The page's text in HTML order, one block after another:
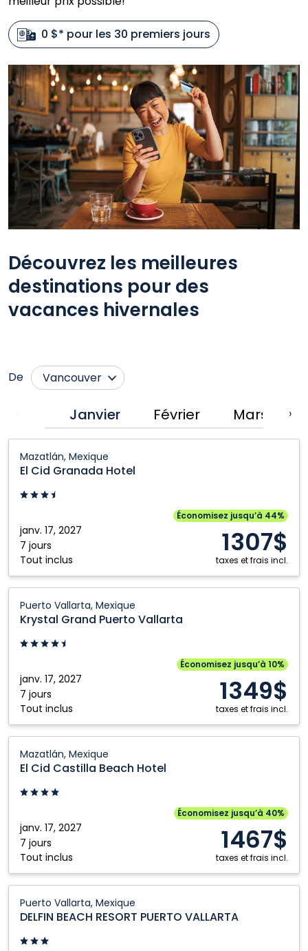
0 $* pour les 30 premiers jours
Découvrez les meilleures
destinations pour des
vacances hivernales
De
Vancouver
Abbotsford
Bagotville
Calgary
Comox
Cranbrook
Edmonton
Fort McMurray
Fredericton
Gander
Grande Prairie
Halifax
Hamilton
Kelowna
Kitchener
London
Moncton
Prince George
Québec City
Regina
Saskatoon
Victoria
Windsor
Winnipeg
Janvier Février Mars ›
Mazatlán, Mexique
El Cid Granada Hotel
janv. 17, 2027
7 jours
Tout inclus
Économisez jusqu’à 44%
1307$
taxes et frais incl.
Cid
Granada
Hotel:
Mexique
Puerto Vallarta, Mexique
Krystal Grand Puerto Vallarta
janv. 17, 2027
7 jours
Tout inclus
Économisez jusqu’à 10%
1349$
taxes et frais incl.
Grand
Puerto
Vallarta:
Vallarta,
Mexique
Mazatlán, Mexique
El Cid Castilla Beach Hotel
janv. 17, 2027
7 jours
Tout inclus
Économisez jusqu’à 40%
1467$
taxes et frais incl.
Cid
Castilla
Beach
Mazatlán,
Mexique
Puerto Vallarta, Mexique
DELFIN BEACH RESORT PUERTO VALLARTA
BEACH
RESORT
PUERTO